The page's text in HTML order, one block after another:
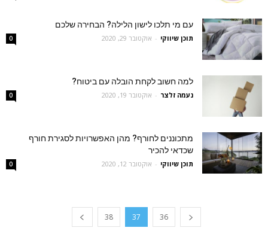
עם מי תלכו לישון הלילה? הבחירה שלכם
תוכן שיווקי - אוקטובר 29, 2020 0
למה חשוב לקחת הובלה עם ביטוח?
נעמה זלצר - אוקטובר 19, 2020 0
מתכוננים לחורף? מהן האפשרויות לסגירת חורף
שכדאי להכיר
תוכן שיווקי - אוקטובר 12, 2020 0
36
37
38